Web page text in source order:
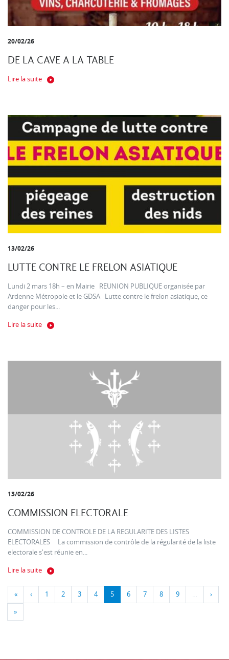
20/02/26
DE LA CAVE A LA TABLE
Lire la suite
13/02/26
LUTTE CONTRE LE FRELON ASIATIQUE
Lundi 2 mars 18h – en Mairie REUNION PUBLIQUE organisée par
Ardenne Métropole et le GDSA Lutte contre le frelon asiatique, ce
danger pour les...
Lire la suite
13/02/26
COMMISSION ELECTORALE
COMMISSION DE CONTROLE DE LA REGULARITE DES LISTES
ELECTORALES La commission de contrôle de la régularité de la liste
electorale s'est réunie en...
Lire la suite
« ‹ 1 2 3 4 5 6 7 8 9 … ›
»